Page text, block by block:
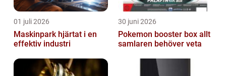
01 juli 2026
Maskinpark hjärtat i en
effektiv industri
30 juni 2026
Pokemon booster box allt
samlaren behöver veta